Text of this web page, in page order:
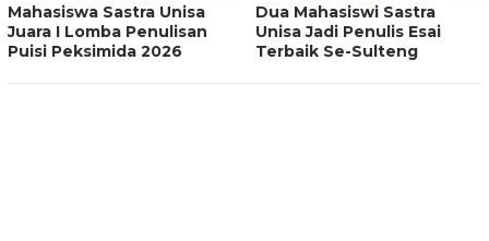
Mahasiswa Sastra Unisa
Juara I Lomba Penulisan
Puisi Peksimida 2026
Dua Mahasiswi Sastra
Unisa Jadi Penulis Esai
Terbaik Se-Sulteng